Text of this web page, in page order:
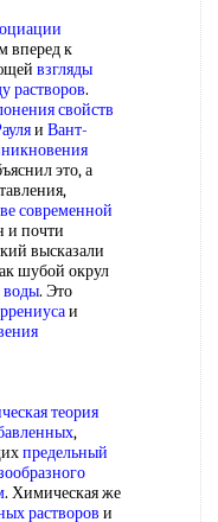
вперед к
взгляды
растворов.
свойств
и Вант-
это, а
современной
и почти
высказали
шубой окрул
воды. Это
и
теория
,
предельный
. Химическая же
растворов и